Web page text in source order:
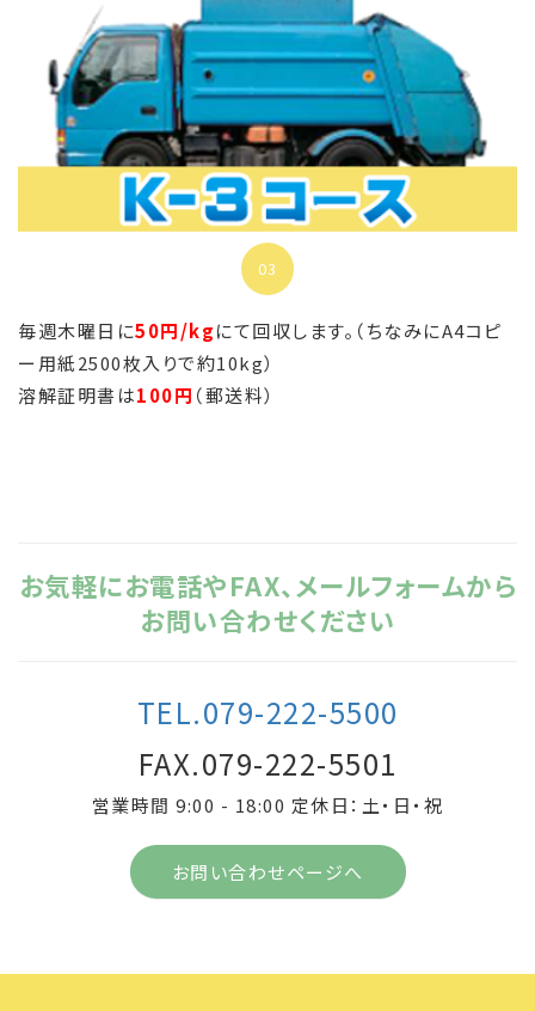
03
毎週木曜日に50円/kgにて回収します。（ちなみにA4コピ
ー用紙2500枚入りで約10kg）
溶解証明書は100円 （郵送料）
お気軽にお電話やFAX、メールフォームから
お問い合わせください
TEL.079-222-5500
FAX.079-222-5501
営業時間 9:00 - 18:00 定休日：土・日・祝
お問い合わせページへ